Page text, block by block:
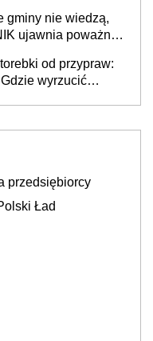
gminy nie wiedzą,
ujawnia poważną
od przypraw:
wyrzucić
przedsiębiorcy
Ład